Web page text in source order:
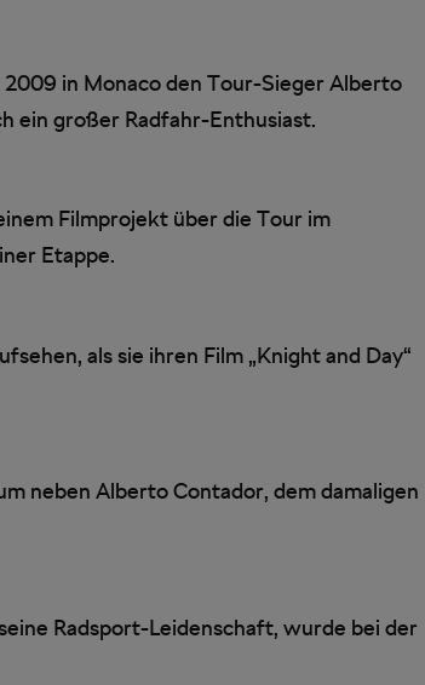
in Monaco den Tour-Sieger Alberto
ein großer Radfahr-Enthusiast.
Filmprojekt über die Tour im
Etappe.
als sie ihren Film „Knight and Day“
neben Alberto Contador, dem damaligen
Radsport-Leidenschaft, wurde bei der